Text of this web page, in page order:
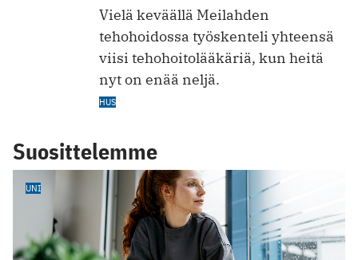
Vielä keväällä Meilahden
tehohoidossa työskenteli yhteensä
viisi tehohoitolääkäriä, kun heitä
nyt on enää neljä.
HUS
Suosittelemme
UNI